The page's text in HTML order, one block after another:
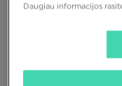
PUIKUS
NIKE AIR MAX 95 BB
Daugiau informacijos